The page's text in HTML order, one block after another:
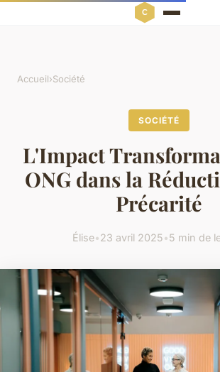
Accueil›Société
SOCIÉTÉ
L'Impact
ONG dans la
Précarité
Élise•23 avril 2025•5 min de